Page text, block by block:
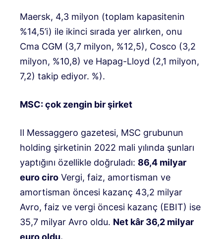
Maersk, 4,3 milyon (toplam kapasitenin
%14,5’i) ile ikinci sırada yer alırken, onu
Cma CGM (3,7 milyon, %12,5), Cosco (3,2
milyon, %10,8) ve Hapag-Lloyd (2,1 milyon,
7,2) takip ediyor. %).
MSC: çok zengin bir şirket
Il Messaggero gazetesi, MSC grubunun
holding şirketinin 2022 mali yılında şunları
yaptığını özellikle doğruladı: 86,4 milyar
euro ciro Vergi, faiz, amortisman ve
amortisman öncesi kazanç 43,2 milyar
Avro, faiz ve vergi öncesi kazanç (EBIT) ise
35,7 milyar Avro oldu. Net kâr 36,2 milyar
euro oldu.